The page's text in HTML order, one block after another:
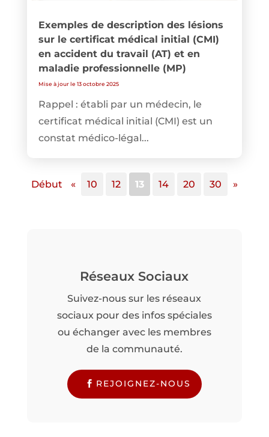
Exemples de description des lésions
sur le certificat médical initial (CMI)
en accident du travail (AT) et en
maladie professionnelle (MP)
Mise à jour le 13 octobre 2025
Rappel : établi par un médecin, le
certificat médical initial (CMI) est un
constat médico-légal...
Début « 10 12 13 14 20 30 »
Réseaux Sociaux
Suivez-nous sur les réseaux
sociaux pour des infos spéciales
ou échanger avec les membres
de la communauté.
REJOIGNEZ-NOUS